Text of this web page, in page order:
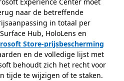
naar de betreffende
in totaal per
Hub, HoloLens en
Store-prijsbescherming
en de volledige lijst met
behoudt zich het recht voor
tijde te wijzigen of te staken.